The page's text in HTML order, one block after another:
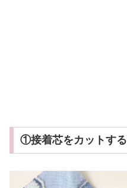
①接着芯をカットする